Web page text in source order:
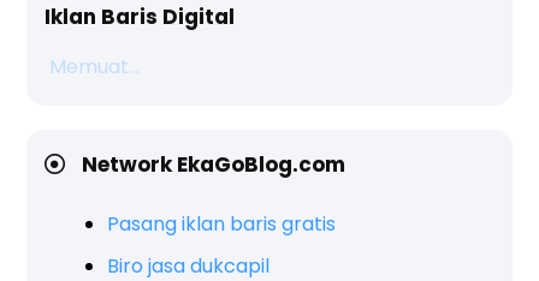
Iklan Baris Digital
Memuat...
Network EkaGoBlog.com
Pasang iklan baris gratis
Biro jasa dukcapil